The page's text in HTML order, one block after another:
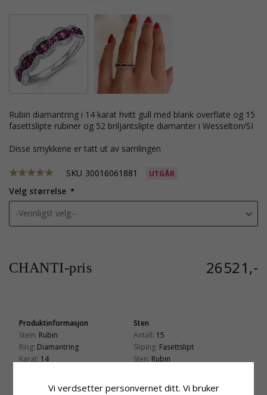
rubin diamantring i 14 karat hvitt gull med blank overflate og 15
fasettslipte rubiner og 52 briljantslipte diamanter i Wesselton/SI
Disse smykkene er tatt ut av samlingen
SKU 30016061881 UTGÅR
Velg størrelse
CHANTI-pris 26521,-
Produktinformasjon
Stein: Rubin
Ring: Diamantring
Karat: 14
Sten
Antall: 15
Sliping: Fasettslipt
Sten: Rubin
Sten
Vi verdsetter personvernet ditt. Vi bruker